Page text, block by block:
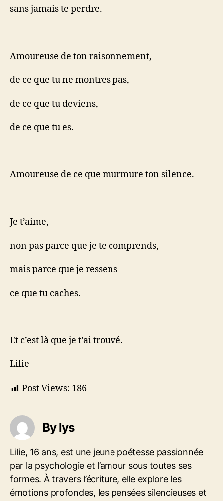
sans jamais te perdre.
Amoureuse de ton raisonnement,
de ce que tu ne montres pas,
de ce que tu deviens,
de ce que tu es.
Amoureuse de ce que murmure ton silence.
Je t’aime,
non pas parce que je te comprends,
mais parce que je ressens
ce que tu caches.
Et c’est là que je t’ai trouvé.
Lilie
Post Views: 186
By lys
Lilie, 16 ans, est une jeune poétesse passionnée
par la psychologie et l’amour sous toutes ses
formes. À travers l’écriture, elle explore les
émotions profondes, les pensées silencieuses et